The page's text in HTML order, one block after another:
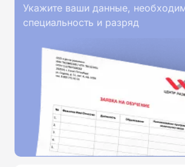
Укажите ваши данные,
специальность и разряд